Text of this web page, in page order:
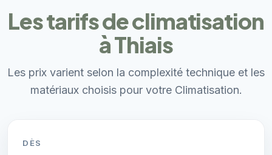
Les tarifs de climatisation
à Thiais
Les prix varient selon la complexité technique et les
matériaux choisis pour votre Climatisation.
DÈS